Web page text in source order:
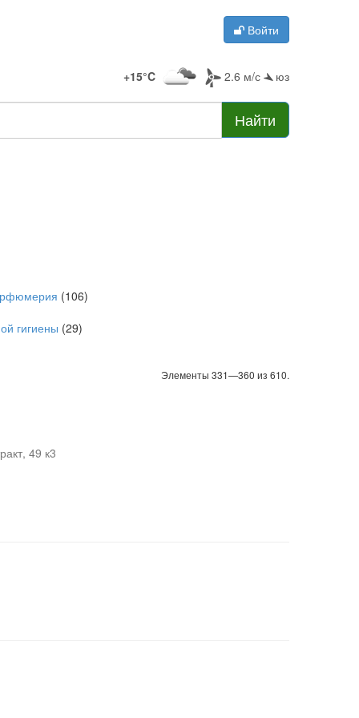
Войти
+15°C 2.6 м/с юз
Найти
(106)
гигиены (29)
Элементы 331—360 из 610.
49 к3